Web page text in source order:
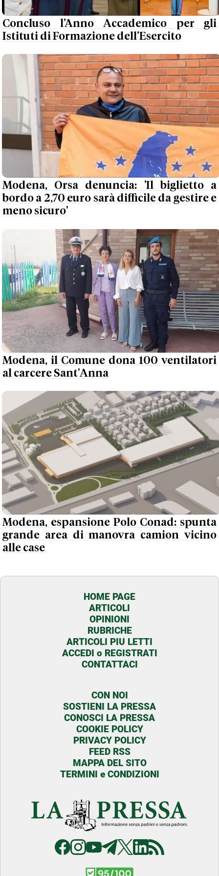
Concluso l’Anno Accademico per gli
Istituti di Formazione dell’Esercito
Modena, Orsa denuncia: 'Il biglietto a
bordo a 2,70 euro sarà difficile da gestire e
meno sicuro'
Modena, il Comune dona 100 ventilatori
al carcere Sant'Anna
Modena, espansione Polo Conad: spunta
grande area di manovra camion vicino
alle case
HOME PAGE
ARTICOLI
OPINIONI
RUBRICHE
ARTICOLI PIU LETTI
ACCEDI o REGISTRATI
CONTATTACI
CON NOI
SOSTIENI LA PRESSA
CONOSCI LA PRESSA
COOKIE POLICY
PRIVACY POLICY
FEED RSS
MAPPA DEL SITO
TERMINI e CONDIZIONI